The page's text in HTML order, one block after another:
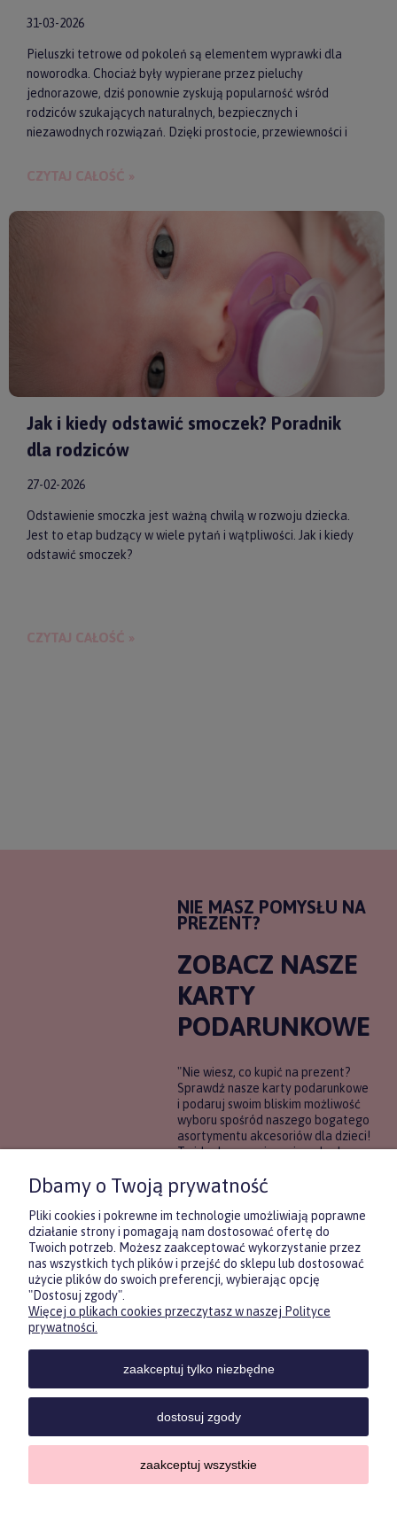
31-03-2026
Pieluszki tetrowe od pokoleń są elementem wyprawki dla
noworodka. Chociaż były wypierane przez pieluchy
jednorazowe, dziś ponownie zyskują popularność wśród
rodziców szukających naturalnych, bezpiecznych i
niezawodnych rozwiązań. Dzięki prostocie, przewiewności i
przyjazne dla skóry niemowlęcia. Gwarantują też ekologiczne
CZYTAJ CAŁOŚĆ »
Jak i kiedy odstawić smoczek? Poradnik
dla rodziców
27-02-2026
Odstawienie smoczka jest ważną chwilą w rozwoju dziecka.
Jest to etap budzący w wiele pytań i wątpliwości. Jak i kiedy
odstawić smoczek?
CZYTAJ CAŁOŚĆ »
NIE MASZ POMYSŁU NA
PREZENT?
ZOBACZ NASZE
KARTY
PODARUNKOWE
"Nie wiesz, co kupić na prezent?
Sprawdź nasze karty podarunkowe
i podaruj swoim bliskim możliwość
wyboru spośród naszego bogatego
asortymentu akcesoriów dla dzieci!
To idealne rozwiązanie, gdy chcesz
pewności, co będzie najbardziej
trafione.
DOWIEDZ SIĘ WIĘCEJ
KONTAKTPOMOC MOJE
Sklep internetowy Shoper.pl
Zasubskrybuj nasz newsletter
i otrzymaj5% rabatu na pierwszyzakup.
Twój email
Dbamy o Twoją prywatność
Pliki cookies i pokrewne im technologie umożliwiają poprawne
działanie strony i pomagają nam dostosować ofertę do
Twoich potrzeb. Możesz zaakceptować wykorzystanie przez
nas wszystkich tych plików i przejść do sklepu lub dostosować
użycie plików do swoich preferencji, wybierając opcję
"Dostosuj zgody".
Więcej o plikach cookies przeczytasz w naszej Polityce
prywatności.
zaakceptuj tylko niezbędne
dostosuj zgody
zaakceptuj wszystkie